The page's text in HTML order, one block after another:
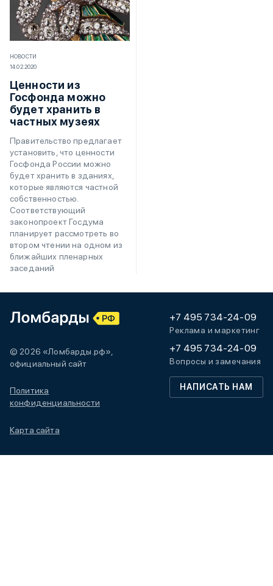
НОВОСТИ
14.02.2020
Ценности из
Госфонда можно
будет хранить в
частных музеях
Правительство предлагает
установить, что ценности
Госфонда России можно
будет хранить в зданиях,
которые являются частной
собственностью.
Соответствующий
законопроект Госдума
планирует рассмотреть во
втором чтении на одном из
ближайших пленарных
заседаний
© 2026 «Ломбарды.рф»,
официальный сайт
Политика
конфиденциальности
Карта сайта
+7 495 734-24-09
Реклама и маркетинг
+7 495 734-24-09
Вопросы и замечания
НАПИСАТЬ НАМ